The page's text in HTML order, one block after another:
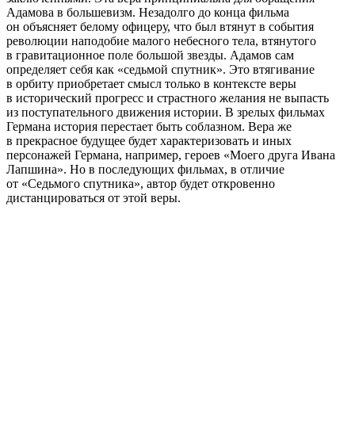
Адамова в большевизм. Незадолго до конца фильма
он объясняет белому офицеру, что был втянут в события
революции наподобие малого небесного тела, втянутого
в гравитационное поле большой звезды. Адамов сам
определяет себя как «седьмой спутник». Это втягивание
в орбиту приобретает смысл только в контексте веры
в исторический прогресс и страстного желания не выпасть
из поступательного движения истории. В зрелых фильмах
Германа история перестает быть соблазном. Вера же
в прекрасное будущее будет характеризовать и иных
персонажей Германа, например, героев «Моего друга Ивана
Лапшина». Но в последующих фильмах, в отличие
от «Седьмого спутника», автор будет откровенно
дистанцироваться от этой веры.